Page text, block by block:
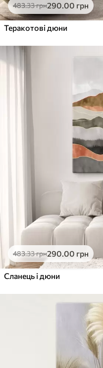
483.33грн290.00 грн
Теракотові дюни
483.33грн290.00 грн
Сланець і дюни